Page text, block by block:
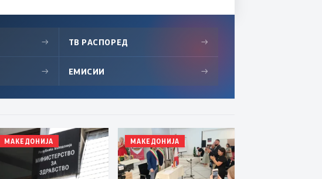
→ ТВ РАСПОРЕД →
→ ЕМИСИИ →
МАКЕДОНИЈА МАКЕДОНИЈА